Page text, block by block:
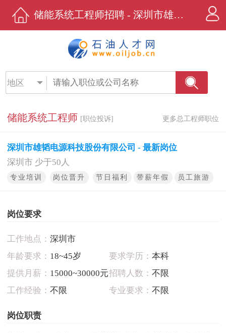
储能系统工程师招聘 - 深圳市雄韬电源科技股份有限公司 - 石油人才网
地区
储能系统工程师 [职位投诉] 更多总工程师职位
深圳市雄韬电源科技股份有限公司 - 最新岗位
深圳市 少于50人
专业培训 岗位晋升 节日福利 带薪年假 员工旅游
岗位要求
工作地点： 深圳市
年龄要求： 18~45岁 要求学历： 本科
提供月薪： 15000~30000元招聘人数： 不限
工作经验： 不限 专业要求： 不限
岗位职责